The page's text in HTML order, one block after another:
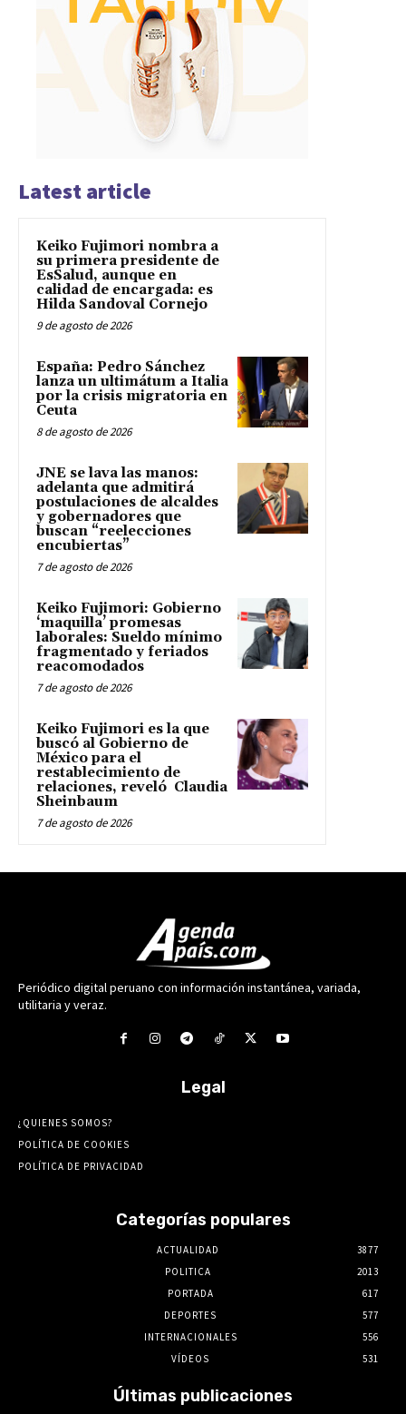
Latest article
Keiko Fujimori nombra a
su primera presidente de
EsSalud, aunque en
calidad de encargada: es
Hilda Sandoval Cornejo
9 de agosto de 2026
España: Pedro Sánchez
lanza un ultimátum a Italia
por la crisis migratoria en
Ceuta
8 de agosto de 2026
JNE se lava las manos:
adelanta que admitirá
postulaciones de alcaldes
y gobernadores que
buscan “reelecciones
encubiertas”
7 de agosto de 2026
Keiko Fujimori: Gobierno
‘maquilla’ promesas
laborales: Sueldo mínimo
fragmentado y feriados
reacomodados
7 de agosto de 2026
Keiko Fujimori es la que
buscó al Gobierno de
México para el
restablecimiento de
relaciones, reveló Claudia
Sheinbaum
7 de agosto de 2026
Periódico digital peruano con información instantánea, variada,
utilitaria y veraz.
Legal
¿QUIENES SOMOS?
POLÍTICA DE COOKIES
POLÍTICA DE PRIVACIDAD
Categorías populares
ACTUALIDAD
3877
POLITICA
2013
PORTADA
617
DEPORTES
577
INTERNACIONALES
556
VÍDEOS
531
Últimas publicaciones